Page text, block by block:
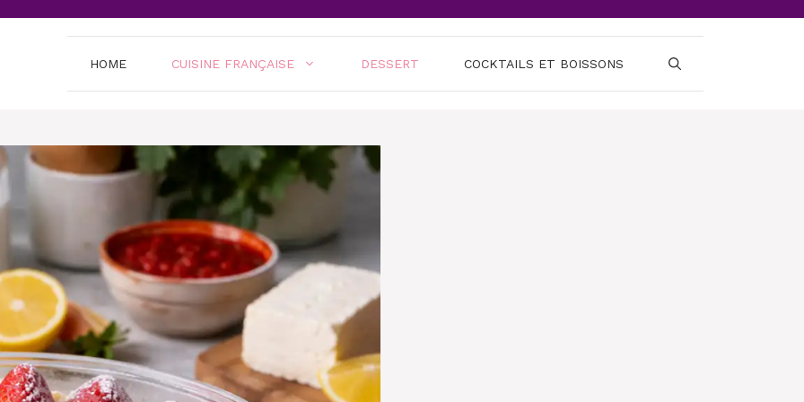
HOME CUISINE FRANÇAISE DESSERT COCKTAILS ET BOISSONS